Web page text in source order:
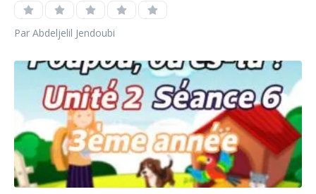
Par Abdeljelil Jendoubi